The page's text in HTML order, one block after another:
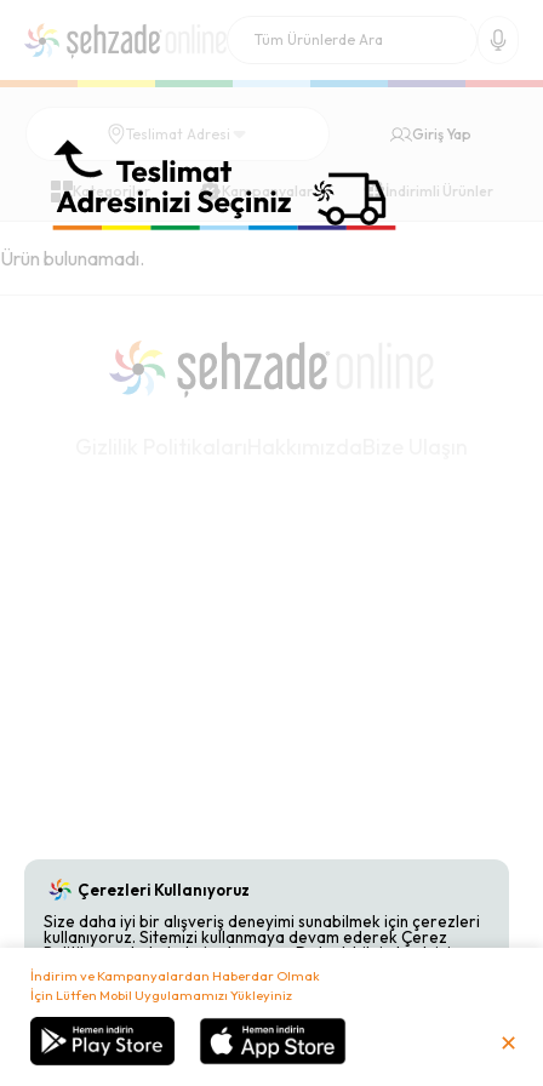
İndirim ve Kampanyalardan Haberdar Olmak
İçin Lütfen Mobil Uygulamamızı Yükleyiniz
✕
Sepetim 0,00
Teslimat Adresi Giriş Yap
Kategoriler Kampanyalar İndirimli Ürünler
Ürün bulunamadı.
Çerezleri Kullanıyoruz
Size daha iyi bir alışveriş deneyimi sunabilmek için çerezleri
kullanıyoruz. Sitemizi kullanmaya devam ederek Çerez
Politikamızı kabul etmiş olursunuz. Detaylı bilgi almak için
Çerez Politikamızı
inceleyebilirsiniz.
Kabul Et